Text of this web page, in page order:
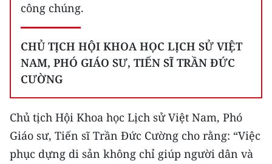
công chúng.
CHỦ TỊCH HỘI KHOA HỌC LỊCH SỬ VIỆT
NAM, PHÓ GIÁO SƯ, TIẾN SĨ TRẦN ĐỨC
CƯỜNG
Chủ tịch Hội Khoa học Lịch sử Việt Nam, Phó
Giáo sư, Tiến sĩ Trần Đức Cường cho rằng: “Việc
phục dựng di sản không chỉ giúp người dân và